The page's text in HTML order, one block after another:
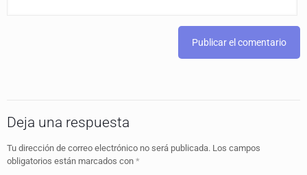
Deja una respuesta
Tu dirección de correo electrónico no será publicada. Los campos
obligatorios están marcados con *